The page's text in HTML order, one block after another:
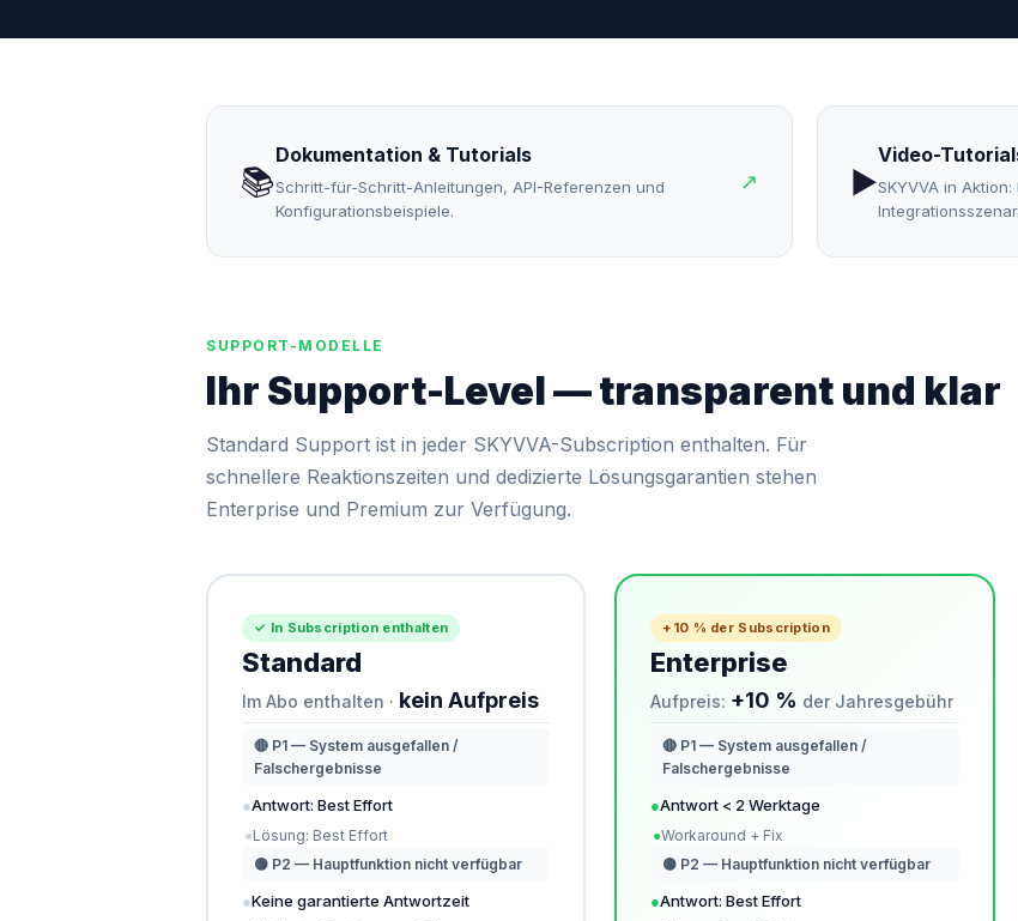
📚
Dokumentation & Tutorials
Schritt-für-Schritt-Anleitungen, API-Referenzen und
Konfigurationsbeispiele.
↗ ▶️
Video-
SKYVVA in
SUPPORT-MODELLE
Ihr Support-Level — transparent und klar
Standard Support ist in jeder SKYVVA-Subscription enthalten. Für
schnellere Reaktionszeiten und dedizierte Lösungsgarantien stehen
Enterprise und Premium zur Verfügung.
✓ In Subscription enthalten
Standard
Im Abo enthalten · kein Aufpreis
🔴 P1 — System ausgefallen /
Falschergebnisse
●Antwort: Best Effort
●Lösung: Best Effort
🟡 P2 — Hauptfunktion nicht verfügbar
●Keine garantierte Antwortzeit
+10 % der Subscription
Enterprise
Aufpreis: +10 % der Jahresgebühr
🔴 P1 — System ausgefallen /
Falschergebnisse
●Antwort < 2 Werktage
●Workaround + Fix
🟡 P2 — Hauptfunktion nicht verfügbar
●Antwort: Best Effort